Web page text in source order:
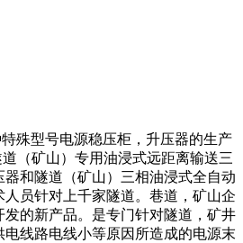
殊型号电源稳压柜，升压器的生产
（矿山）专用油浸式远距离输送三
和隧道（矿山）三相油浸式全自动
员针对上千家隧道。巷道，矿山企
的新产品。是专门针对隧道，矿井
线路电线小等原因所造成的电源末